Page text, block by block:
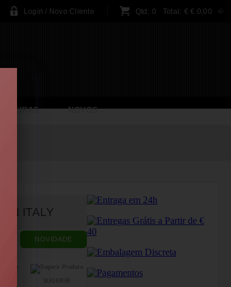
Login / Novo Cliente Qtd: 0 Total: €€ 0,00
NOVOS
IN ITALY
NOVIDADE
SUGERIR